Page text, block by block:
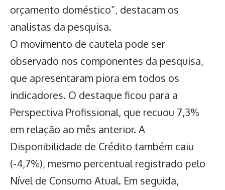
orçamento doméstico”, destacam os
analistas da pesquisa.
O movimento de cautela pode ser
observado nos componentes da pesquisa,
que apresentaram piora em todos os
indicadores. O destaque ficou para a
Perspectiva Profissional, que recuou 7,3%
em relação ao mês anterior. A
Disponibilidade de Crédito também caiu
(-4,7%), mesmo percentual registrado pelo
Nível de Consumo Atual. Em seguida,